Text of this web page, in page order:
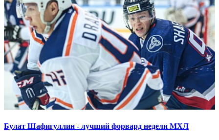
Булат Шафигуллин - лучший форвард недели МХЛ